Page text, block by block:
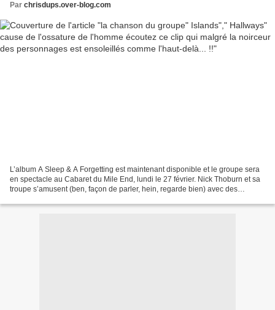
Par chrisdups.over-blog.com
L’album A Sleep & A Forgetting est maintenant disponible et le groupe sera
en spectacle au Cabaret du Mile End, lundi le 27 février. Nick Thoburn et sa
troupe s’amusent (ben, façon de parler, hein, regarde bien) avec des